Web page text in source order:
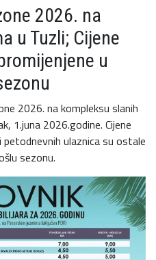
2026. na
u Tuzli; Cijene
u
2026. na kompleksu slanih
1.juna 2026.godine. Cijene
ulaznica su ostale
sezonu.